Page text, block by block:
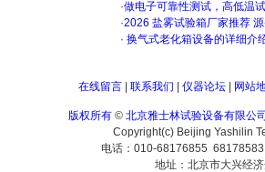
·做电子可靠性测试，高低温
·2026 盐雾试验箱厂家推荐
· 换气式老化箱设备的详细介
在线留言| 联系我们 仪器论坛| 网站
版权所有 © 北京雅士林试验设备有限公
Copyright(c) Beijing Yashilin
电话：010-68176855
地址：北京市大兴经